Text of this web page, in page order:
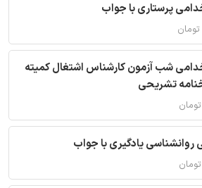
پرستاری با جواب
شب آزمون کارشناس اشتغال کمیته
تشریحی
روانشناسی یادگیری با جواب